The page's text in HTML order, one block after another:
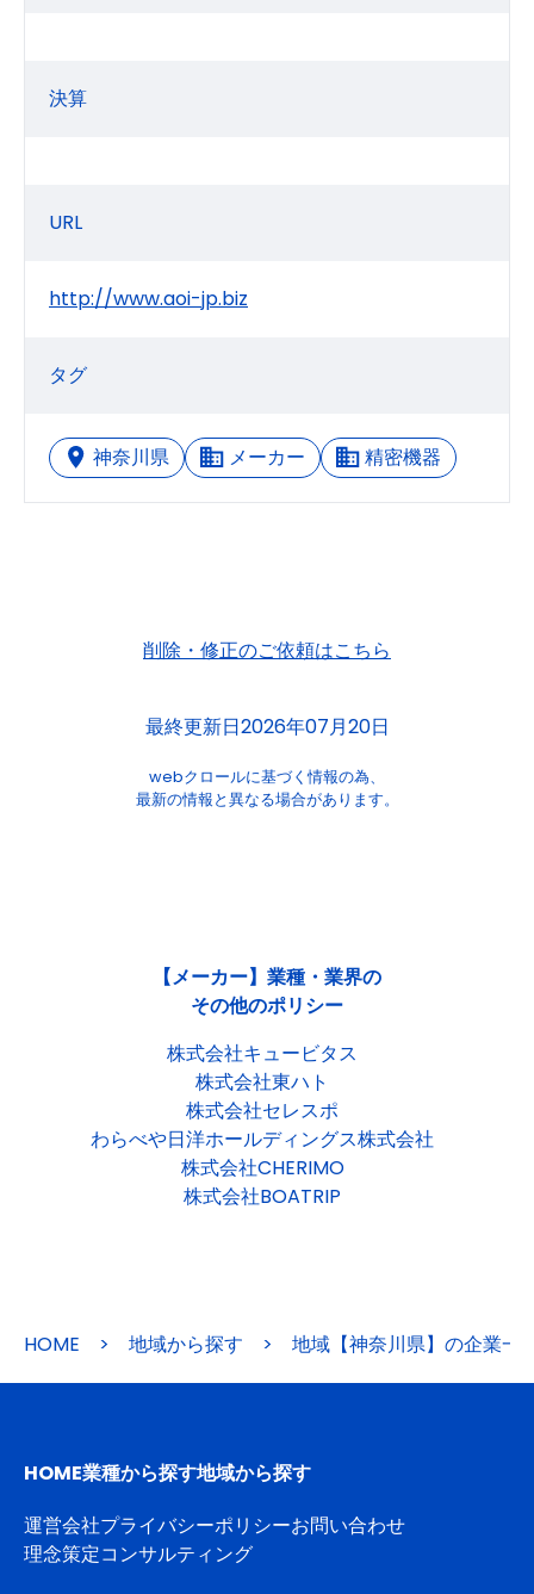
決算
URL
http://www.aoi-jp.biz
タグ
神奈川県 メーカー 精密機器
削除・修正のご依頼はこちら
最終更新日2026年07月20日
webクロールに基づく情報の為、
最新の情報と異なる場合があります。
【メーカー】業種・業界の
その他のポリシー
株式会社キュービタス
株式会社東ハト
株式会社セレスポ
わらべや日洋ホールディングス株式会社
株式会社CHERIMO
株式会社BOATRIP
HOME > 地域から探す > 地域【神奈川県】の企業一
HOME業種から探す地域から探す
運営会社プライバシーポリシーお問い合わせ
理念策定コンサルティング